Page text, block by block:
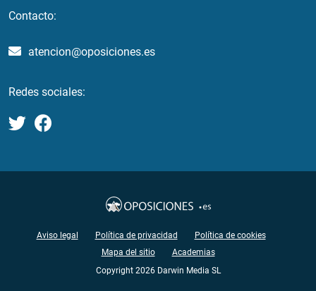
Contacto:
atencion@oposiciones.es
Redes sociales:
Aviso legal Política de privacidad
Política de cookies
Mapa del sitio
Academias
Copyright 2026 Darwin Media SL